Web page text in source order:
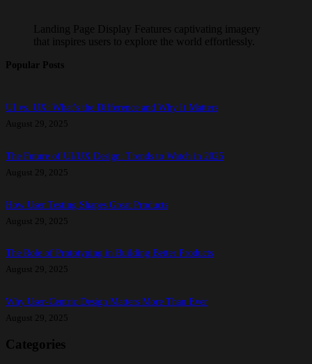
Landing Page Display Features captivating imagery
that inspires users to explore the world effortlessly.
Popular Posts
UI vs. UX: What’s the Difference and Why It Matters
August 29, 2025
The Future of UI/UX Design: Trends to Watch in 2025
August 29, 2025
How User Testing Shapes Great Products
August 29, 2025
The Role of Prototyping in Building Better Products
August 29, 2025
Why User-Centric Design Matters More Than Ever
August 29, 2025
Categories